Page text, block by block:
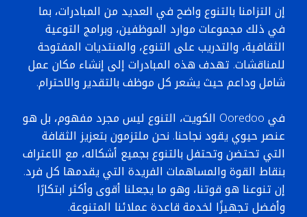
إن التزامنا بالتنوع واضح في العديد من المبادرات، بما
في ذلك مجموعات موارد الموظفين، وبرامج التوعية
الثقافية، والتدريب على التنوع، والمنتديات المفتوحة
للمناقشات. تهدف هذه المبادرات إلى إنشاء مكان عمل
شامل وداعم حيث يشعر كل موظف بالتقدير والاحترام.
في Ooredoo الكويت، التنوع ليس مجرد مفهوم، بل هو
عنصر حيوي يقود نجاحنا. نحن ملتزمون بتعزيز الثقافة
التي تحتضن وتحتفل بالتنوع بجميع أشكاله، مع الاعتراف
بنقاط القوة والمساهمات الفريدة التي يقدمها كل فرد.
إن تنوعنا هو قوتنا، وهو ما يجعلنا أقوى وأكثر ابتكارًا
وأفضل تجهيزًا لخدمة قاعدة عملائنا المتنوعة.